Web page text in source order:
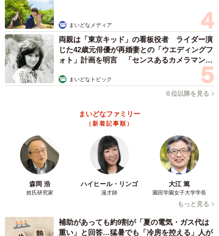
Amasakuさんが今回とは別の場所で撮影した一般的なケイブパール
（Amasakuさん提供）
ーー投稿に大きな反響がありました。
た生物の不思議な形態など、自然の生み出す造形美に魅力
を感じてフィールドワークをしているところが大きいので
すが、今回はそういった点に共感していただけたのかなと
思っています。人工物に違いないという方も多くいらっし
ゃいましたが「人工物にしか見えないようなものが自然か
ら生み出される不思議さ」というものを感じていただき、
自然に興味を持っていただくきっかけになれていればうれ
しいです。リプや引用でワンピースに出てくる「悪魔の
実」や小動物の脳の化石という人が多かったのは印象的で
まいどなメディア
両親は「東京キッド」の看板役者 ライダー演
じた42歳元俳優が再婚妻との「ウエディングフ
ォト」計画を明言 「センスあるカメラマン求
まいどなトピック
６位以降を見る
まいどなファミリー
（新着記事順）
森岡 浩
姓氏研究家
ハイヒール・リンゴ
漫才師
大江 篤
園田学園女子大学学長
もっと見る
補助があっても約9割が「夏の電気・ガス代は
重い」と回答…猛暑でも「冷房を控える」人が